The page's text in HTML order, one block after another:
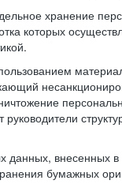
хранение
которых
данных, внесенных
бумажных